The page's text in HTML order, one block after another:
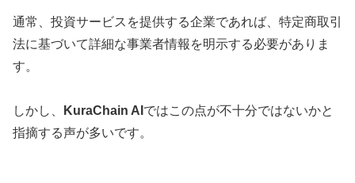
通常、投資サービスを提供する企業であれば、特定商取引
法に基づいて詳細な事業者情報を明示する必要がありま
す。
しかし、 KuraChain AI ではこの点が不十分ではないかと
指摘する声が多いです。